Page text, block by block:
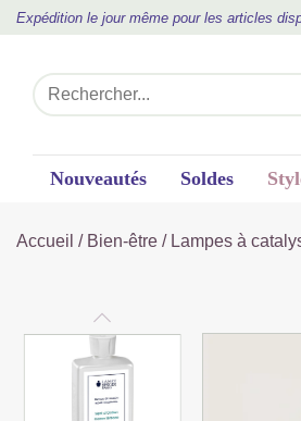
Expédition le jour même pour les articles
Nouveautés Soldes
Accueil / Bien-être / Lampes à